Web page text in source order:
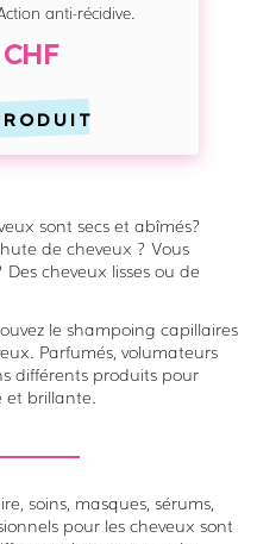
anti-récidive.
sont secs et abîmés?
de cheveux ? Vous
cheveux lisses ou de
le shampoing capillaires
Parfumés, volumateurs
différents produits pour
et brillante.
soins, masques, sérums,
pour les cheveux sont